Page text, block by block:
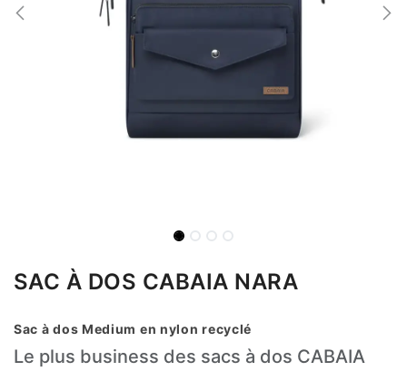
SAC À DOS CABAIA NARA
Sac à dos Medium en nylon recyclé
Le plus business des sacs à dos CABAIA